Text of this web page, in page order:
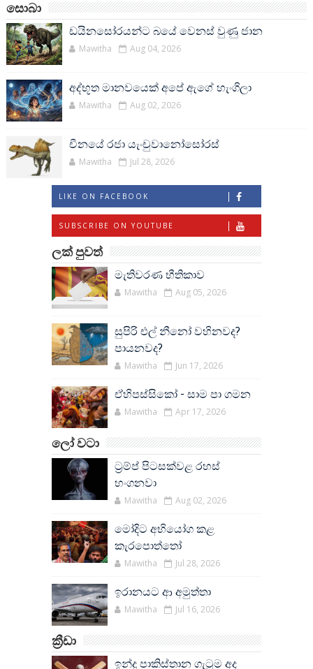
සොබා
ඩයිනසෝරයන්ට බයේ වෙනස් වුණු ජාන
Mawitha Aug 04, 2026
අද්භූත මානවයෙක් අපේ ඇගේ හැංගිලා
Mawitha Aug 02, 2026
චීනයේ රජා යැංචුවානෝසෝරස්
Mawitha Jul 28, 2026
LIKE ON FACEBOOK
SUBSCRIBE ON YOUTUBE
ලක් පුවත්
මැතිවරණ භීතිකාව
Mawitha Aug 05, 2026
සුපිරි එල් නීනෝ වහිනවද?
පායනවද?
Mawitha Jun 17, 2026
ඒහිපස්සිකෝ - සාම පා ගමන
Mawitha Apr 17, 2026
ලෝ වටා
ට්‍රම්ප් පිටසක්වළ රහස්
හංගනවා
Mawitha Aug 02, 2026
මෝදිට අභියෝග කළ
කැරපොත්තෝ
Mawitha Jul 28, 2026
ඉරානයට ආ අමුත්තා
Mawitha Jul 16, 2026
ක්‍රීඩා
ඉන්දු පාකිස්තාන ගැටුම අද